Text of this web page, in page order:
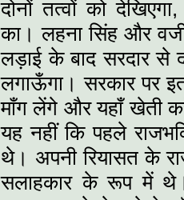
दोनों तत्‍वों को
का। लहना सिंह और
लड़ाई के बाद सरदार
लगाऊँगा। सरकार पर
माँग लेंगे और यहाँ खेती
यह नहीं कि पहले
थे। अपनी रियासत के
सलाहकार के रूप में